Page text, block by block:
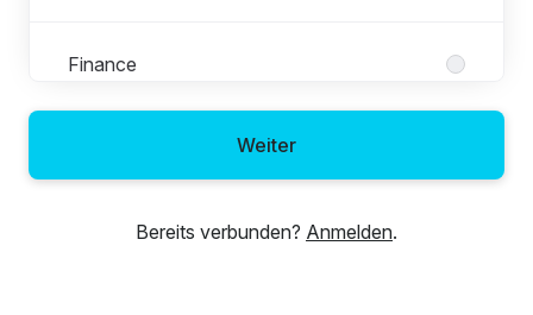
Finance
Initiativbewerbung
Weiter
Bereits verbunden? Anmelden.